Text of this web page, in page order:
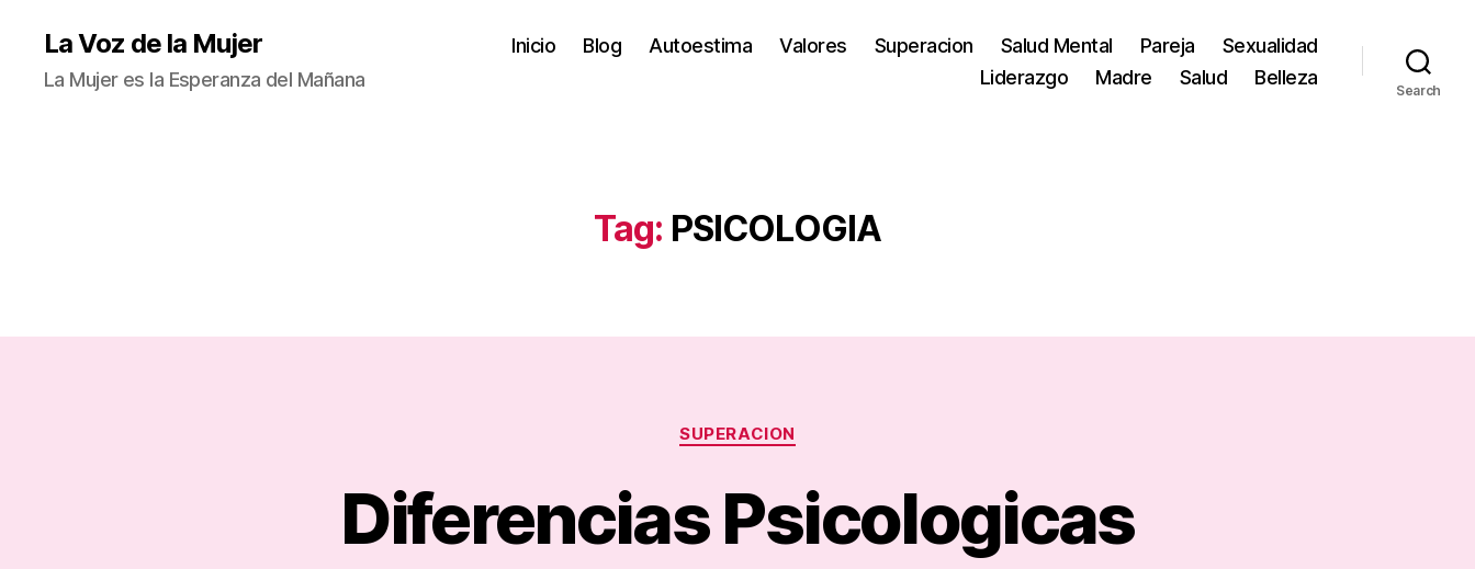
La Voz de la Mujer
La Mujer es la Esperanza del Mañana
Inicio Blog Autoestima Valores Superacion Salud Mental Pareja
Sexualidad
Liderazgo
Madre Salud Belleza
Search
Tag: PSICOLOGIA
Categories
SUPERACION
Diferencias Psicologicas